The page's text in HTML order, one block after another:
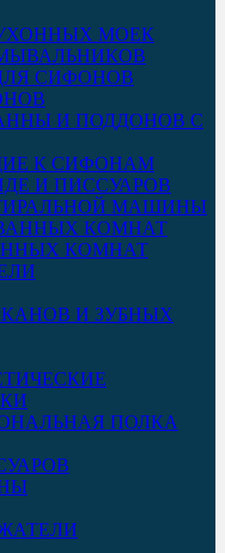
МОЕК
СИФОНОВ
И ПОДДОНОВ С
К СИФОНАМ
И ПИССУАРОВ
МАШИНЫ
КОМНАТ
И ЗУБНЫХ
ПОЛКА